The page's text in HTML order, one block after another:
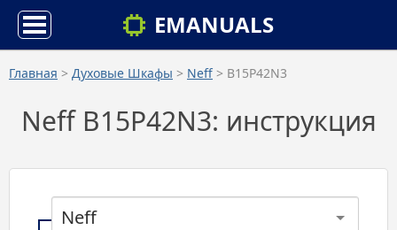
EMANUALS
Главная > Духовые Шкафы > Neff > B15P42N3
Neff B15P42N3: инструкция
Neff